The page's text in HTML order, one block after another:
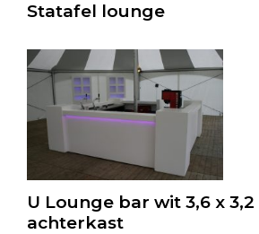
Statafel lounge
U Lounge bar wit 3,6 x 3,2
achterkast